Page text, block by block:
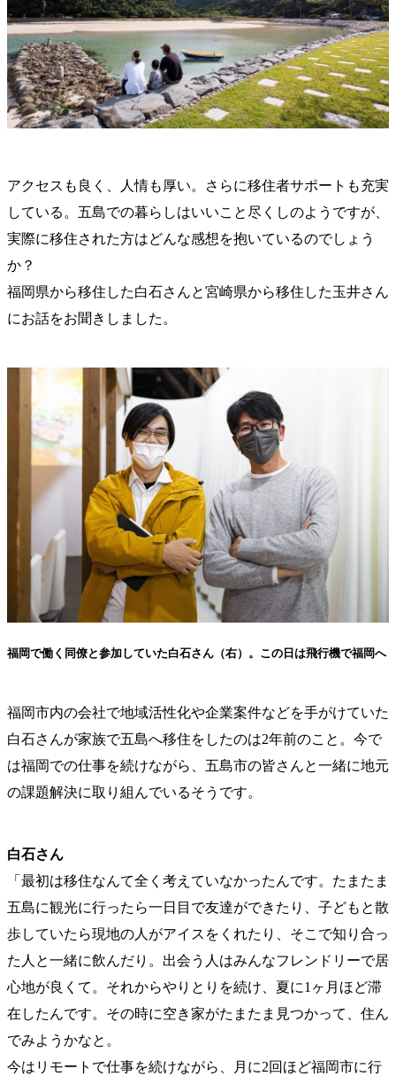
アクセスも良く、人情も厚い。さらに移住者サポートも充実
している。五島での暮らしはいいこと尽くしのようですが、
実際に移住された方はどんな感想を抱いているのでしょう
か？
福岡県から移住した白石さんと宮崎県から移住した玉井さん
にお話をお聞きしました。
福岡で働く同僚と参加していた白石さん（右）。この日は飛行機で福岡へ
福岡市内の会社で地域活性化や企業案件などを手がけていた
白石さんが家族で五島へ移住をしたのは2年前のこと。今で
は福岡での仕事を続けながら、五島市の皆さんと一緒に地元
の課題解決に取り組んでいるそうです。
白石さん
「最初は移住なんて全く考えていなかったんです。たまたま
五島に観光に行ったら一日目で友達ができたり、子どもと散
歩していたら現地の人がアイスをくれたり、そこで知り合っ
た人と一緒に飲んだり。出会う人はみんなフレンドリーで居
心地が良くて。それからやりとりを続け、夏に1ヶ月ほど滞
在したんです。その時に空き家がたまたま見つかって、住ん
でみようかなと。
今はリモートで仕事を続けながら、月に2回ほど福岡市に行